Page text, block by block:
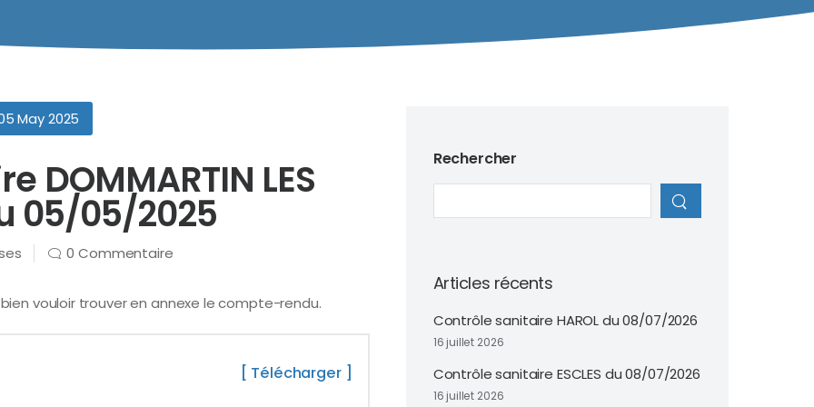
Rechercher
Articles récents
Contrôle sanitaire HAROL du 08/07/2026
16 juillet 2026
Contrôle sanitaire ESCLES du 08/07/2026
16 juillet 2026
May 2025
DOMMARTIN LES
05/05/2025
0 Commentaire
vouloir trouver en annexe le compte-rendu.
[ Télécharger ]